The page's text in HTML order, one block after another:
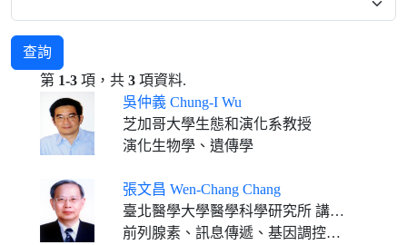
查詢
第 1-3 項，共 3 項資料.
吳仲義 Chung-I Wu
芝加哥大學生態和演化系教授
演化生物學、遺傳學
張文昌 Wen-Chang Chang
臺北醫學大學醫學科學研究所 講座教授
前列腺素、訊息傳遞、基因調控、抗炎藥理學